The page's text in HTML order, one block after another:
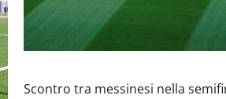
Scontro tra messinesi nella